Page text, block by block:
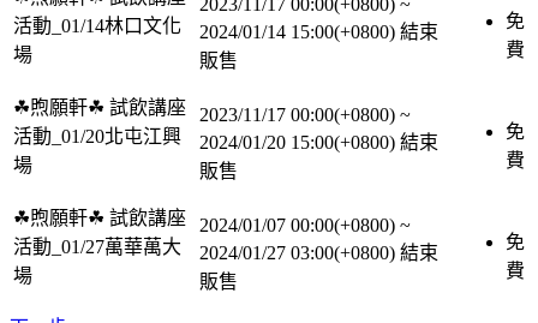
活動_01/14林口文化
場
2023/11/17 00:00(+0800) ~
2024/01/14 15:00(+0800) 結束
販售
免
費
☘︎煦願軒☘︎ 試飲講座
活動_01/20北屯江興
場
2023/11/17 00:00(+0800) ~
2024/01/20 15:00(+0800) 結束
販售
免
費
☘︎煦願軒☘︎ 試飲講座
活動_01/27萬華萬大
場
2024/01/07 00:00(+0800) ~
2024/01/27 03:00(+0800) 結束
販售
免
費